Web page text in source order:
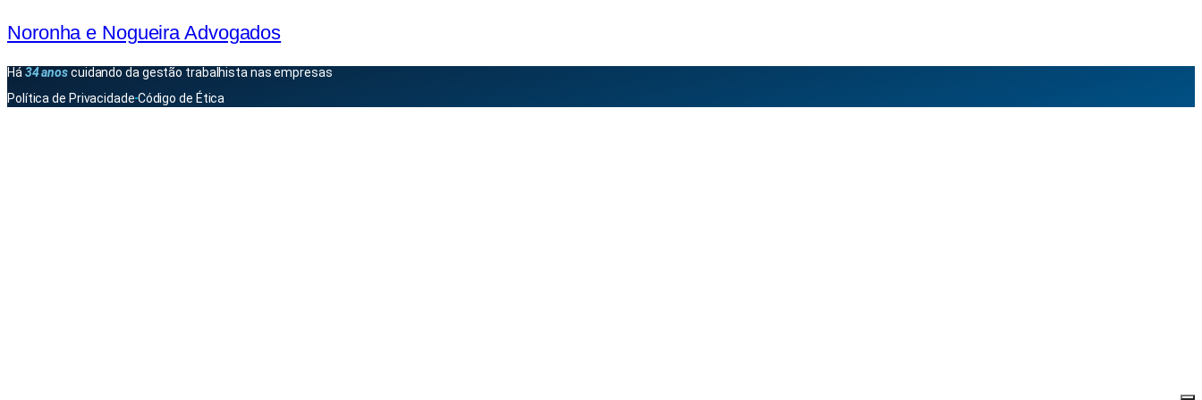
Noronha e Nogueira Advogados
Há 34 anoscuidando da gestão trabalhista nas empresas
Política de Privacidade Código de Ética